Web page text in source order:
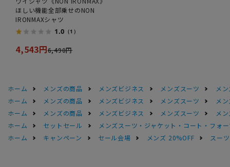
ほしい機能全部乗せのNON
IRONMAXシャツ
1.0 （1）
4,543円6,490円
ホーム メンズの商品 メンズビジネス メンズスーツ
メ
ホーム
メンズの商品 メンズビジネス メンズスーツ
メ
ホーム
メンズの商品 メンズビジネス メンズスーツ
メ
ホーム
セットセール
メンズスーツ・ジャケット・コート・フォ
ホーム
キャンペーン セール会場 メンズ 20%OFF スー